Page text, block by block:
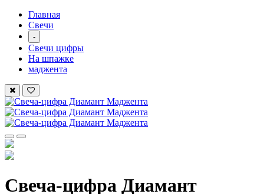
Главная
Свечи
-
Свечи цифры
На шпажке
маджента
Свеча-цифра Диамант